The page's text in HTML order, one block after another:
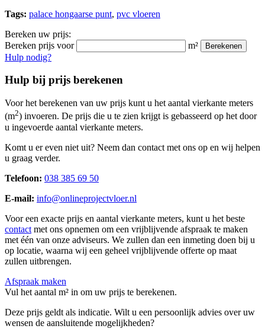
Tags: palace hongaarse punt, pvc vloeren
Bereken uw prijs:
Bereken prijs voor
m² Berekenen
Hulp nodig?
Hulp bij prijs berekenen
Voor het berekenen van uw prijs kunt u het aantal vierkante meters
(m2) invoeren. De prijs die u te zien krijgt is gebasseerd op het door
u ingevoerde aantal vierkante meters.
Komt u er even niet uit? Neem dan contact met ons op en wij helpen
u graag verder.
Telefoon: 038 385 69 50
E-mail: info@onlineprojectvloer.nl
Voor een exacte prijs en aantal vierkante meters, kunt u het beste
contact met ons opnemen om een vrijblijvende afspraak te maken
met één van onze adviseurs. We zullen dan een inmeting doen bij u
op locatie, waarna wij een geheel vrijblijvende offerte op maat
zullen uitbrengen.
Afspraak maken
Vul het aantal m² in om uw prijs te berekenen.
Deze prijs geldt als indicatie. Wilt u een persoonlijk advies over uw
wensen de aansluitende mogelijkheden?